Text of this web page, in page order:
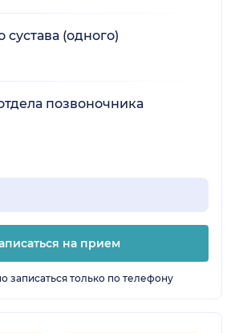
(одного)
позвоночника
на прием
записаться только по телефону